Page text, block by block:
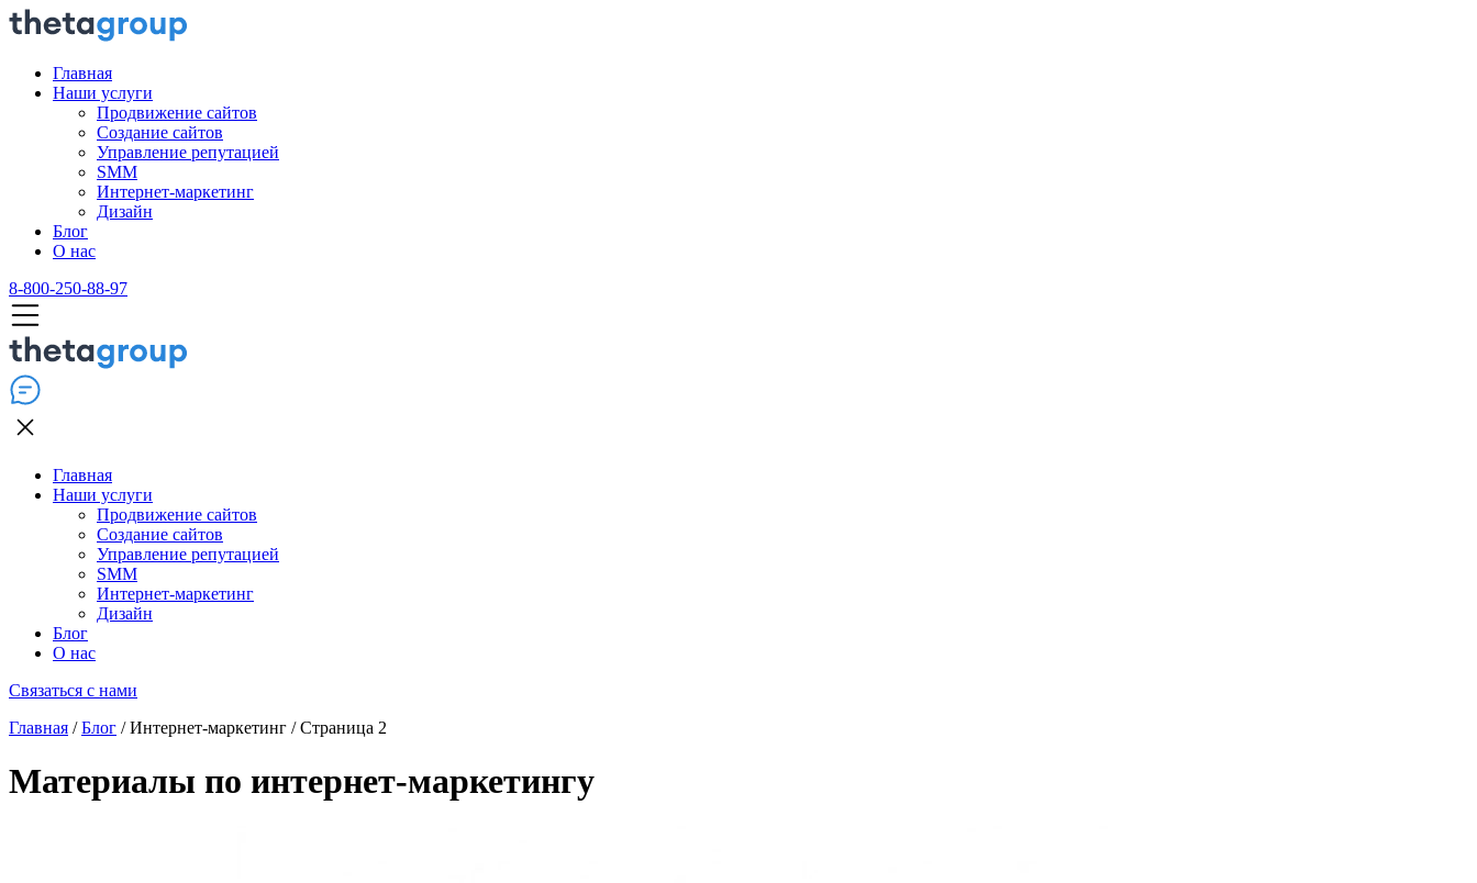
Главная
Наши услуги
Продвижение сайтов
Создание сайтов
Управление репутацией
SMM
Интернет-маркетинг
Дизайн
Блог
О нас
8-800-250-88-97
Главная
Наши услуги
Продвижение сайтов
Создание сайтов
Управление репутацией
SMM
Интернет-маркетинг
Дизайн
Блог
О нас
Связаться с нами
Главная /Блог /Интернет-маркетинг /Страница 2
Материалы по интернет-маркетингу